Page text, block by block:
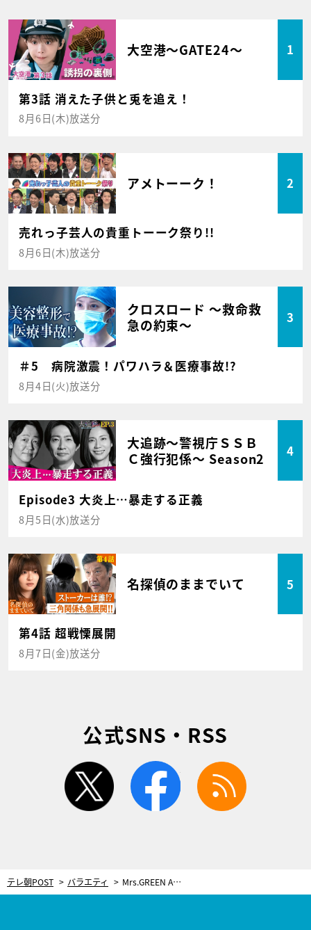
大空港～GATE24～ 1
第3話 消えた子供と兎を追え！
8月6日(木)放送分
アメトーーク！ 2
売れっ子芸人の貴重トーーク祭り!!
8月6日(木)放送分
クロスロード ～救命救
急の約束～
3
＃5 病院激震！パワハラ＆医療事故!?
8月4日(火)放送分
大追跡～警視庁ＳＳＢ
Ｃ強行犯係～ Season2
4
Episode3 大炎上…暴走する正義
8月5日(水)放送分
名探偵のままでいて 5
第4話 超戦慄展開
8月7日(金)放送分
公式SNS・RSS
twitter facebook
テレ朝POST バラエティ Mrs.GREEN APPLE、Official髭男dismらが語る！「世代じゃないけど影響を受けた曲」